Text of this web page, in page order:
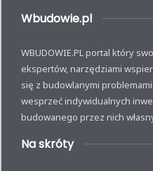
Wbudowie.pl
WBUDOWIE.PL portal który
ekspertów, narzędziami
się z budowlanymi
wesprzeć indywidualnych
budowanego przez nich
Na skróty